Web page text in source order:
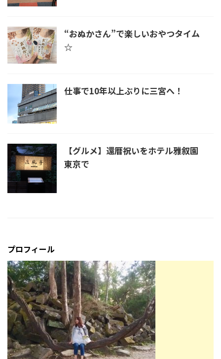
“おぬかさん”で楽しいおやつタイム
☆
仕事で10年以上ぶりに三宮へ！
【グルメ】還暦祝いをホテル雅叙園
東京で
プロフィール